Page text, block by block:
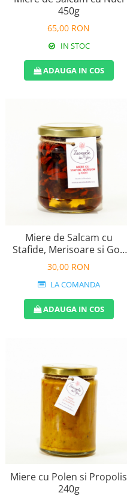
450g
65,00 RON
IN STOC
ADAUGA IN COS
Miere de Salcam cu
Stafide, Merisoare si Goji
240g
30,00 RON
LA COMANDA
ADAUGA IN COS
Miere cu Polen si Propolis
240g